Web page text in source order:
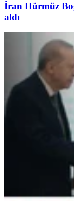
İran Hürmüz
aldı